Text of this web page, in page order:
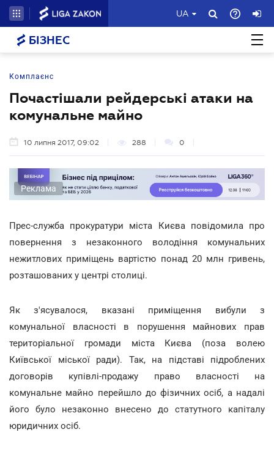
UA
БІЗНЕС
Комплаєнс
Почастішали рейдерські атаки на
комунальне майно
10 липня 2017, 09:02 288 0
Реклама
Прес-служба прокуратури міста Києва повідомила про
повернення з незаконного володіння комунальних
нежитлових приміщень вартістю понад 20 млн гривень,
розташованих у центрі столиці.
Як з'ясувалося, вказані приміщення вибули з
комунальної власності в порушення майнових прав
територіальної громади міста Києва (поза волею
Київської міської ради). Так, на підставі підроблених
договорів купівлі-продажу право власності на
комунальне майно перейшло до фізичних осіб, а надалі
його було незаконно внесено до статутного капіталу
юридичних осіб.